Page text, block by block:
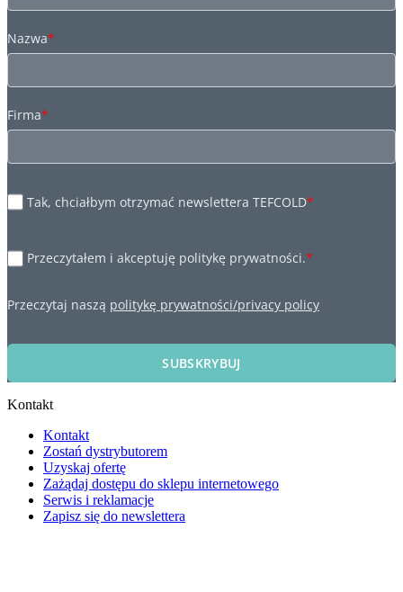
Nazwa*
Firma*
Tak, chciałbym otrzymać newslettera TEFCOLD*
Przeczytałem i akceptuję politykę prywatności.*
Przeczytaj naszą politykę prywatności/privacy policy
SUBSKRYBUJ
Kontakt
Kontakt
Zostań dystrybutorem
Uzyskaj ofertę
Zażądaj dostępu do sklepu internetowego
Serwis i reklamacje
Zapisz się do newslettera